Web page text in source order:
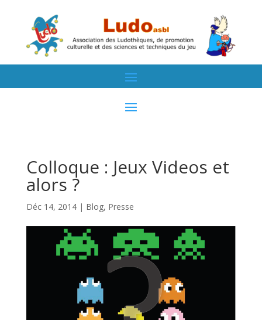
Colloque : Jeux Videos et
alors ?
Déc 14, 2014| Blog, Presse